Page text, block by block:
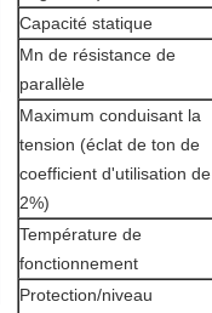
Capacité statique
Mn de résistance de
parallèle
Maximum conduisant la
tension (éclat de ton de
coefficient d'utilisation de
2%)
Température de
fonctionnement
Protection/niveau